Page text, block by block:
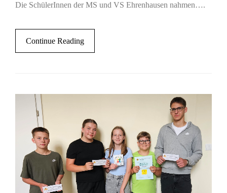
Die SchülerInnen der MS und VS Ehrenhausen nahmen….
Continue Reading